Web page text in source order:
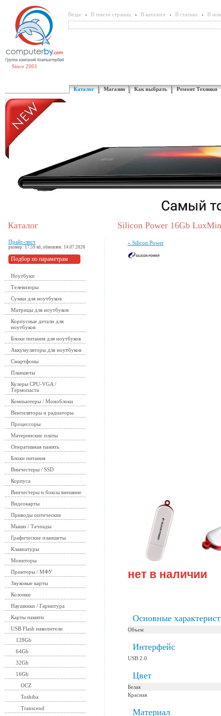
Since 2001
Везде В тексте страниц В каталоге В статьях В
Каталог Магазин Как выбрать Ремонт Техники
Каталог
Прайс-лист
размер: 17.59 кб, обновлен: 14.07.2026
Подбор по параметрам
Ноутбуки
Телевизоры
Сумки для ноутбуков
Матрицы для ноутбуков
Корпусные детали для
ноутбуков
Блоки питания для ноутбуков
Аккумуляторы для ноутбуков
Смартфоны
Планшеты
Кулеры CPU-VGA /
Термопаста
Компьютеры / Моноблоки
Вентиляторы и радиаторы
Процессоры
Материнские платы
Оперативная память
Блоки питания
Винчестеры / SSD
Корпуса
Винчестеры и боксы внешние
Видеокарты
Приводы оптические
Мыши / Тачпады
Графические планшеты
Клавиатуры
Мониторы
Принтеры / МФУ
Звуковые карты
Колонки
Наушники / Гарнитура
Карты памяти
USB Flash накопители
128Gb
64Gb
32Gb
16Gb
OCZ
Toshiba
Transcend
Silicon Power 16Gb
« Silicon Power
нет в наличии
Основные
Объем
Интерфейс
USB 2.0
Цвет
Белая
Красная
Материал